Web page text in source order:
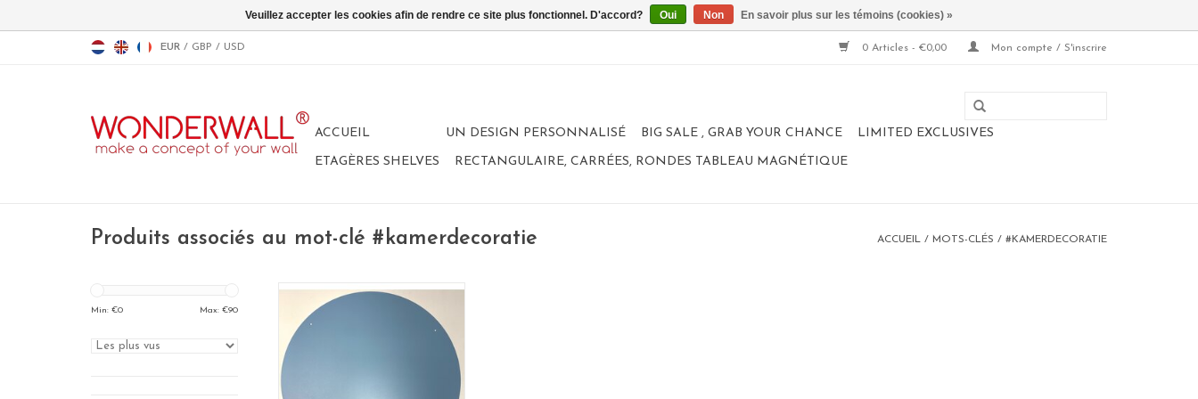
EUR / GBP / USD 0 Articles - €0,00 Mon compte / S'inscrire
ACCUEIL UN DESIGN PERSONNALISÉ BIG SALE , GRAB YOUR CHANCE LIMITED EXCLUSIVES
ETAGÈRES SHELVES RECTANGULAIRE, CARRÉES, RONDES TABLEAU MAGNÉTIQUE
Produits associés au mot-clé #kamerdecoratie ACCUEIL / MOTS-CLÉS / #KAMERDECORATIE
Min: €0 Max: €90
Tableau Magnetique
Veuillez accepter les cookies afin de rendre ce site plus fonctionnel. D'accord? Oui Non En savoir plus sur les témoins (cookies) »